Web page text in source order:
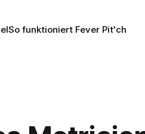
So funktioniert Fever Pit'ch